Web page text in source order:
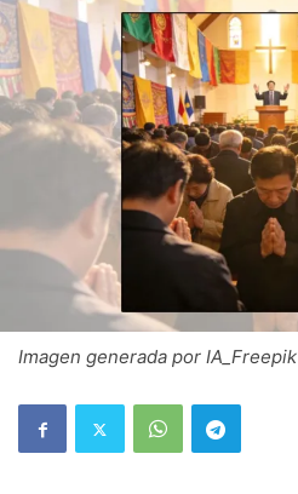
Imagen generada por IA_Freepik